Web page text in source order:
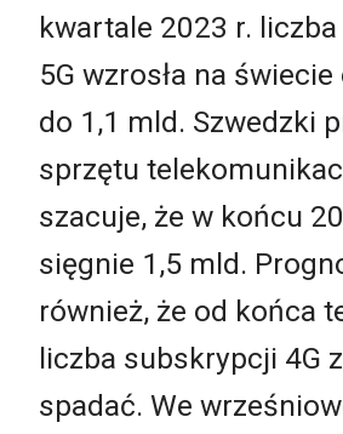
kwartale 2023 r.
5G wzrosła na
do 1,1 mld. Szwedzki
sprzętu
szacuje, że w końcu
sięgnie 1,5 mld.
również, że od końca
liczba subskrypcji 4G
spadać. We